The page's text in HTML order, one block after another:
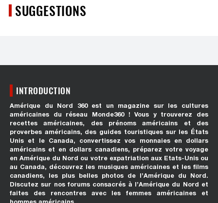
SUGGESTIONS
INTRODUCTION
Amérique du Nord 360 est un magazine sur les cultures
américaines du réseau Monde360 ! Vous y trouverez des
recettes américaines, des prénoms américains et des
proverbes américains, des guides touristiques sur les États
Unis et le Canada, convertissez vos monnaies en dollars
américains et en dollars canadiens, préparez votre voyage
en Amérique du Nord ou votre expatriation aux Etats-Unis ou
au Canada, découvrez les musiques américaines et les films
canadiens, les plus belles photos de l’Amérique du Nord.
Discutez sur nos forums consacrés à l’Amérique du Nord et
faites des rencontres avec les femmes américaines et